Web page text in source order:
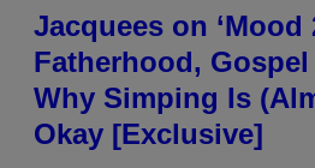
Jacquees on ‘Mood
Fatherhood,
Why Simping Is
Okay [Exclusive]